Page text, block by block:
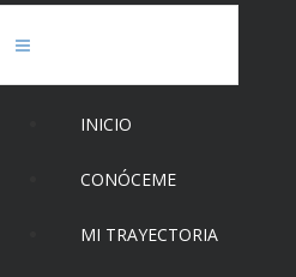
INICIO
CONÓCEME
MI TRAYECTORIA